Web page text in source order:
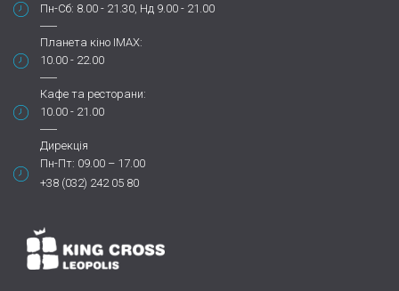
Пн-Сб: 8.00 - 21.30, Нд 9.00 - 21.00
Планета кіно IMAX:
10.00 - 22.00
Кафе та ресторани:
10.00 - 21.00
Дирекція
Пн-Пт: 09.00 – 17.00
+38 (032) 242 05 80